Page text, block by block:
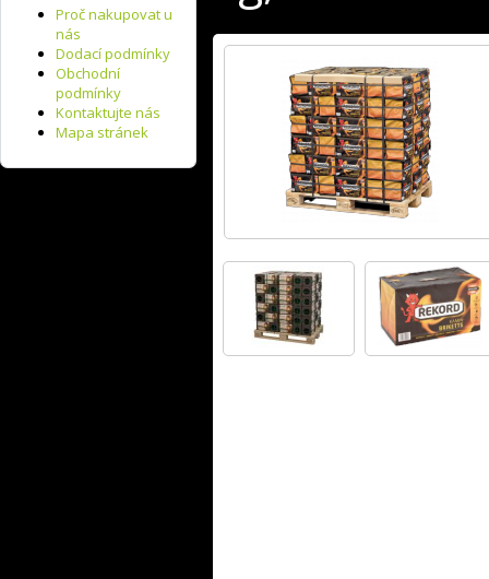
Proč nakupovat u
nás
Dodací podmínky
Obchodní
podmínky
Kontaktujte nás
Mapa stránek